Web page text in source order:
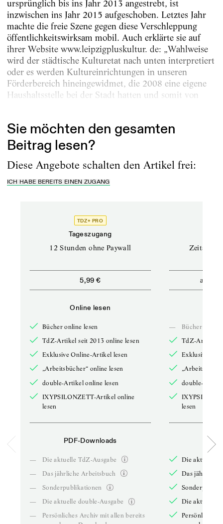
ursprünglich bis ins Jahr 2013 angestrebt, ist
inzwischen ins Jahr 2015 aufgeschoben. Letztes Jahr
machte die freie Szene gegen diese Verschleppung
öffentlichkeitswirksam mobil. Auch erklärte sie auf
ihrer Website www.leipzigpluskultur. de: „Wahlweise
wird der städtische Kulturetat nach unten interpretiert
oder es werden Kultureinrichtungen in unseren
Förderbereich hineingewidmet, die 2008 eine eigene
Haushaltsstelle bei der Stadt hatten und somit von
Sie möchten den gesamten
Beitrag lesen?
Diese Angebote schalten den Artikel frei:
ICH HABE BEREITS EINEN ZUGANG
TDZ+ PRO
Tageszugang
12 Stunden ohne Paywall
5,99 €
Online lesen
Bücher online lesen
TdZ-Artikel seit 2013 online lesen
Exklusive Online-Artikel lesen
„Arbeitsbücher“ online lesen
double-Artikel online lesen
IXYPSILONZETT-Artikel online
lesen
PDF-Downloads
—
Die aktuelle TdZ-Ausgabe
—
Das jährliche Arbeitsbuch
—
Sonderpublikationen
—
Die aktuelle double-Ausgabe
—
Persönliches Archiv mit allen bereits
ab
—
Bücher online
TdZ-Artikel
Exklusive
double-
lesen
Die aktuelle
Das jährliche
Die aktuelle
Persönliches